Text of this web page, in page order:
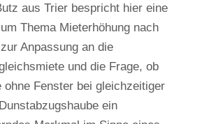
aus Trier bespricht hier eine
Thema Mieterhöhung nach
Anpassung an die
und die Frage, ob
ohne Fenster bei gleichzeitiger
ein